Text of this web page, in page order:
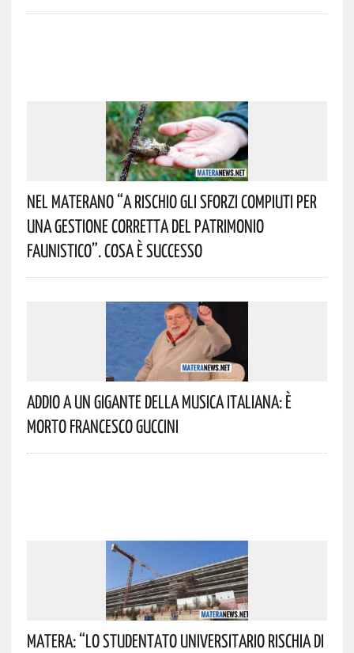
Nel Materano “a Rischio Gli Sforzi Compiuti Per
Una Gestione Corretta Del Patrimonio
Faunistico”. Cosa È Successo
Addio A Un Gigante Della Musica Italiana: È
Morto Francesco Guccini
Matera: “Lo Studentato Universitario Rischia Di